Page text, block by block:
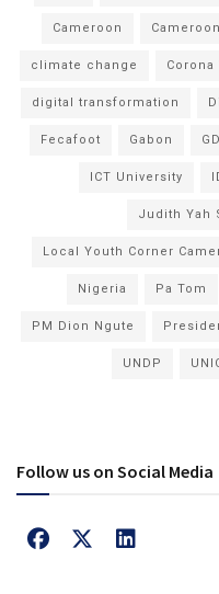
Cameroon
climate change Corona
digital transformation
Fecafoot Gabon
ICT University
Judith Yah
Local Youth Corner
Nigeria Pa Tom
PM Dion Ngute
UNDP
Follow us on Social Media